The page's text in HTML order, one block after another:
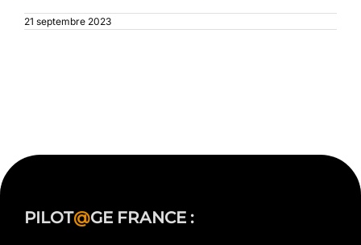
21 septembre 2023
PILOT@GE FRANCE :